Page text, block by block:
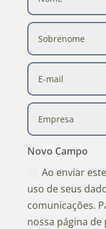
Novo Campo
Ao enviar
uso de seus
comunicações.
nossa página